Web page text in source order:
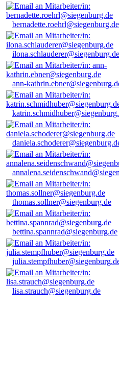
bernadette.roehrl@siegenburg.de
ilona.schlauderer@siegenburg.de
ann-
thomas.sollner@siegenburg.de
bettina.spannrad@siegenburg.de
lisa.strauch@siegenburg.de